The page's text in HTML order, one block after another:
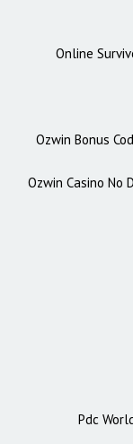
Online
Ozwin Bonus
Ozwin Casino No
Pdc